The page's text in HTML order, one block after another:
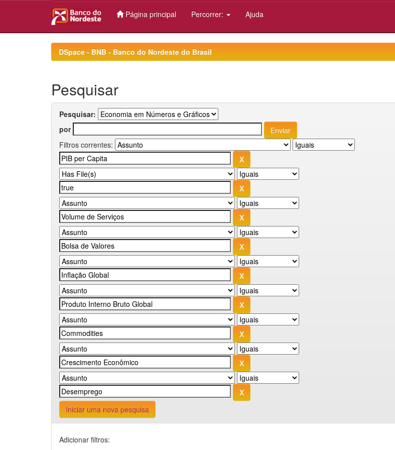
Página principal Percorrer: Ajuda
DSpace - BNB - Banco do Nordeste do Brasil
Pesquisar
Pesquisar:
por
Filtros correntes:
Iniciar uma nova pesquisa
Adicionar filtros: